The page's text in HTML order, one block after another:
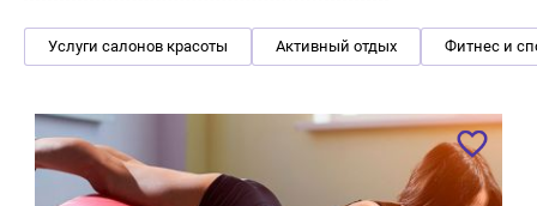
Услуги салонов красоты Активный отдых Фитнес и